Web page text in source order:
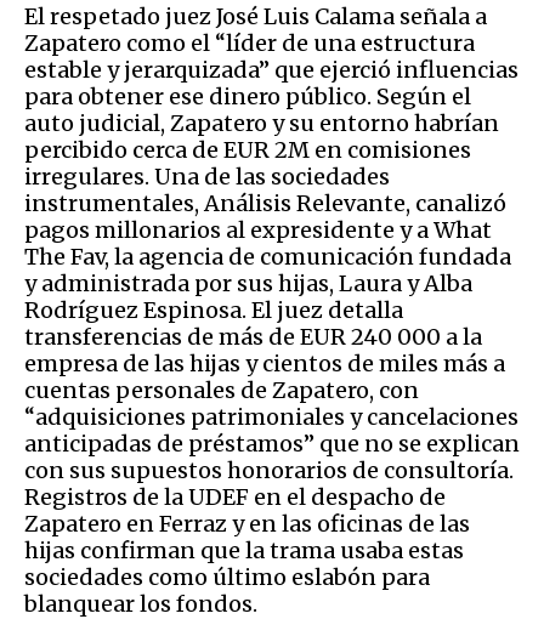
El respetado juez José Luis Calama señala a
Zapatero como el “líder de una estructura
estable y jerarquizada” que ejerció influencias
para obtener ese dinero público. Según el
auto judicial, Zapatero y su entorno habrían
percibido cerca de EUR 2M en comisiones
irregulares. Una de las sociedades
instrumentales, Análisis Relevante, canalizó
pagos millonarios al expresidente y a What
The Fav, la agencia de comunicación fundada
y administrada por sus hijas, Laura y Alba
Rodríguez Espinosa. El juez detalla
transferencias de más de EUR 240 000 a la
empresa de las hijas y cientos de miles más a
cuentas personales de Zapatero, con
“adquisiciones patrimoniales y cancelaciones
anticipadas de préstamos” que no se explican
con sus supuestos honorarios de consultoría.
Registros de la UDEF en el despacho de
Zapatero en Ferraz y en las oficinas de las
hijas confirman que la trama usaba estas
sociedades como último eslabón para
blanquear los fondos.